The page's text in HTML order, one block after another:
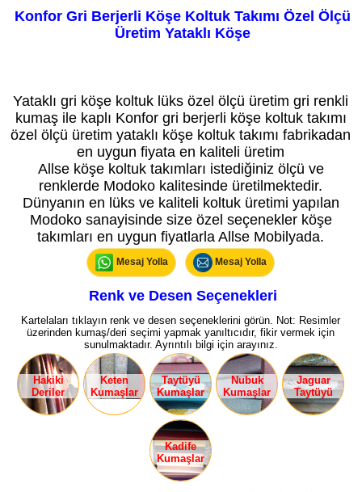
Konfor Gri Berjerli Köşe Koltuk Takımı Özel Ölçü
Üretim Yataklı Köşe
Yataklı gri köşe koltuk lüks özel ölçü üretim gri renkli
kumaş ile kaplı Konfor gri berjerli köşe koltuk takımı
özel ölçü üretim yataklı köşe koltuk takımı fabrikadan
en uygun fiyata en kaliteli üretim
Allse köşe koltuk takımları istediğiniz ölçü ve
renklerde Modoko kalitesinde üretilmektedir.
Dünyanın en lüks ve kaliteli koltuk üretimi yapılan
Modoko sanayisinde size özel seçenekler köşe
takımları en uygun fiyatlarla Allse Mobilyada.
Mesaj Yolla Mesaj Yolla
Renk ve Desen Seçenekleri
Kartelaları tıklayın renk ve desen seçeneklerini görün. Not: Resimler
üzerinden kumaş/deri seçimi yapmak yanıltıcıdır, fikir vermek için
sunulmaktadır. Ayrıntılı bilgi için arayınız.
Hakiki
Deriler
Keten
Kumaşlar
Taytüyü
Kumaşlar
Nubuk
Kumaşlar
Jaguar
Taytüyü
Kadife
Kumaşlar